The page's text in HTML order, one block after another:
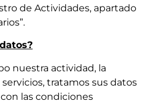
de Actividades, apartado
nuestra actividad, la
tratamos sus datos
las condiciones